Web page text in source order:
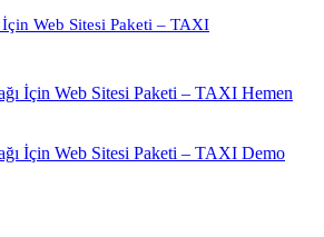
Web Sitesi Paketi – TAXI